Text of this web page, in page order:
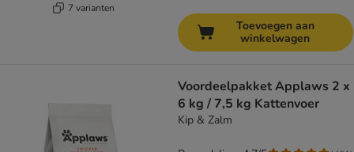
7 varianten
Toevoegen aan
winkelwagen
Voordeelpakket Applaws 2 x
6 kg / 7,5 kg Kattenvoer
Kip & Zalm